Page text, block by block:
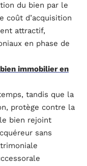
du bien par le
coût d’acquisition
attractif,
en phase de
immobilier en
tandis que la
protège contre la
bien rejoint
sans